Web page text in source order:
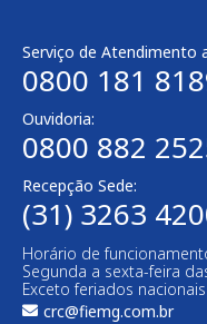
Serviço de Atendimento
0800 181
Ouvidoria:
0800 882
Recepção Sede:
(31) 3263
Horário de
Segunda a sexta-feira
Exceto feriados
crc@fiemg.com.br